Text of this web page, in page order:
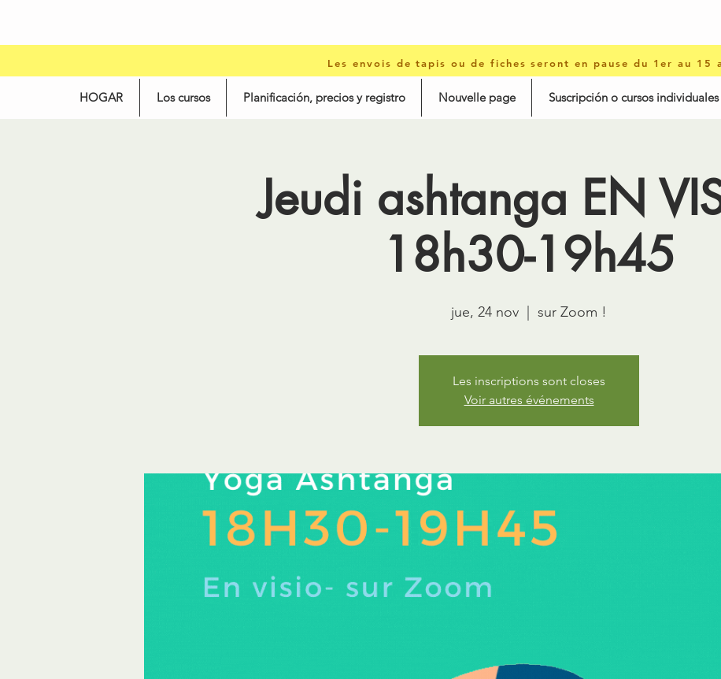
Les envois de tapis ou de fiches seront en pause du 1er au 15
HOGAR Los cursos Planificación, precios y registro Nouvelle page Suscripción o cursos individuales
Jeudi ashtanga EN
18h30-19h45
jue, 24 nov sur Zoom !
Les inscriptions sont closes
Voir autres événements